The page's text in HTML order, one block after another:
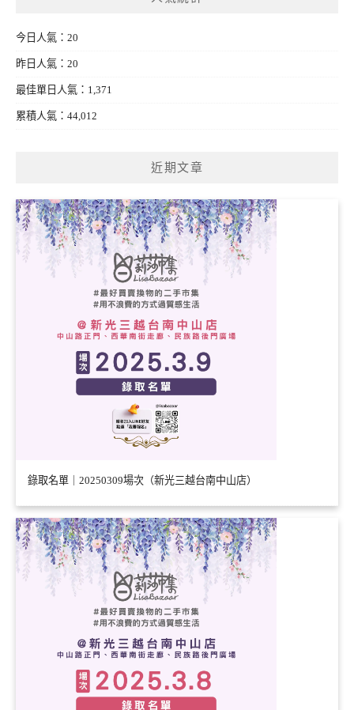
今日人氣：20
昨日人氣：20
最佳單日人氣：1,371
累積人氣：44,012
近期文章
錄取名單｜20250309場次（新光三越台南中山店）